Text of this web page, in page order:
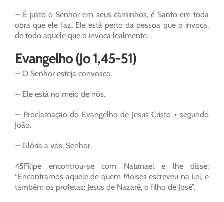
— É justo o Senhor em seus caminhos, é Santo em toda
obra que ele faz. Ele está perto da pessoa que o invoca,
de todo aquele que o invoca lealmente.
Evangelho (Jo 1,45-51)
— O Senhor esteja convosco.
— Ele está no meio de nós.
— Proclamação do Evangelho de Jesus Cristo + segundo
João.
— Glória a vós, Senhor.
45Filipe encontrou-se com Natanael e lhe disse:
“Encontramos aquele de quem Moisés escreveu na Lei, e
também os profetas: Jesus de Nazaré, o filho de José”.